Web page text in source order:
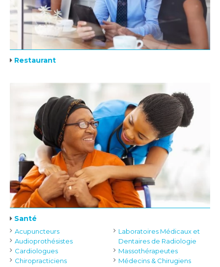
Restaurant
Santé
Acupuncteurs
Audioprothésistes
Cardiologues
Chiropracticiens
Laboratoires Médicaux et
Dentaires de Radiologie
Massothérapeutes
Médecins & Chirugiens